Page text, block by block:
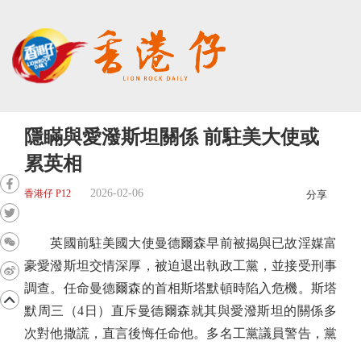
隱瞞與愛潑斯坦關係 前駐美大使或
累英相
香港仔 P12 2026-02-06 分享
英國前駐美國大使曼德爾森早前被揭與已故淫媒富
豪愛潑斯坦交情深厚，被迫退出執政工黨，並接受刑事
調查。任命曼德爾森的首相斯塔默頓時陷入危機。斯塔
默周三（4日）直斥曼德爾森就其與愛潑斯坦的關係多
次對他撒謊，直言後悔任命他。多名工黨議員警告，黨